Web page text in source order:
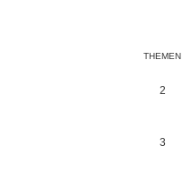
THEMEN
2
3